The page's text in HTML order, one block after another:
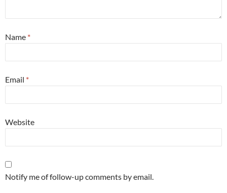
Name *
Email *
Website
Notify me of follow-up comments by email.